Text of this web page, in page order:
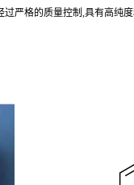
严格的质量控制,具有高